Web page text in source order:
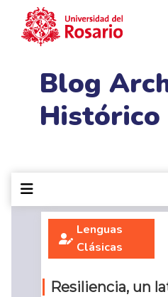
Blog
Histórico
Lenguas
Clásicas
Resiliencia, un